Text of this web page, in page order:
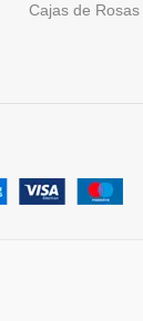
Cajas de Rosas